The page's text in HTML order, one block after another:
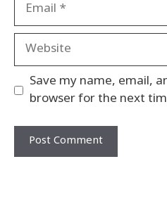
Website
Save my name, email,
browser for the next